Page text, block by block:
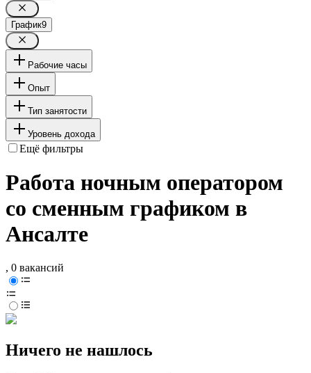
График9
Рабочие часы
Опыт
Тип занятости
Уровень дохода
Ещё фильтры
Работа ночным оператором
со сменным графиком в
Ансалте
, 0 вакансий
Ничего не нашлось